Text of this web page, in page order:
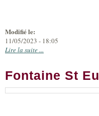
Modifié le:
11/05/2023 - 18:05
Lire la suite ...
Fontaine St